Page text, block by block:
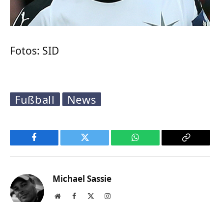
Fotos: SID
Fußball News
Facebook Twitter WhatsApp
Copy
Michael Sassie
WebsiteFacebook Instagram